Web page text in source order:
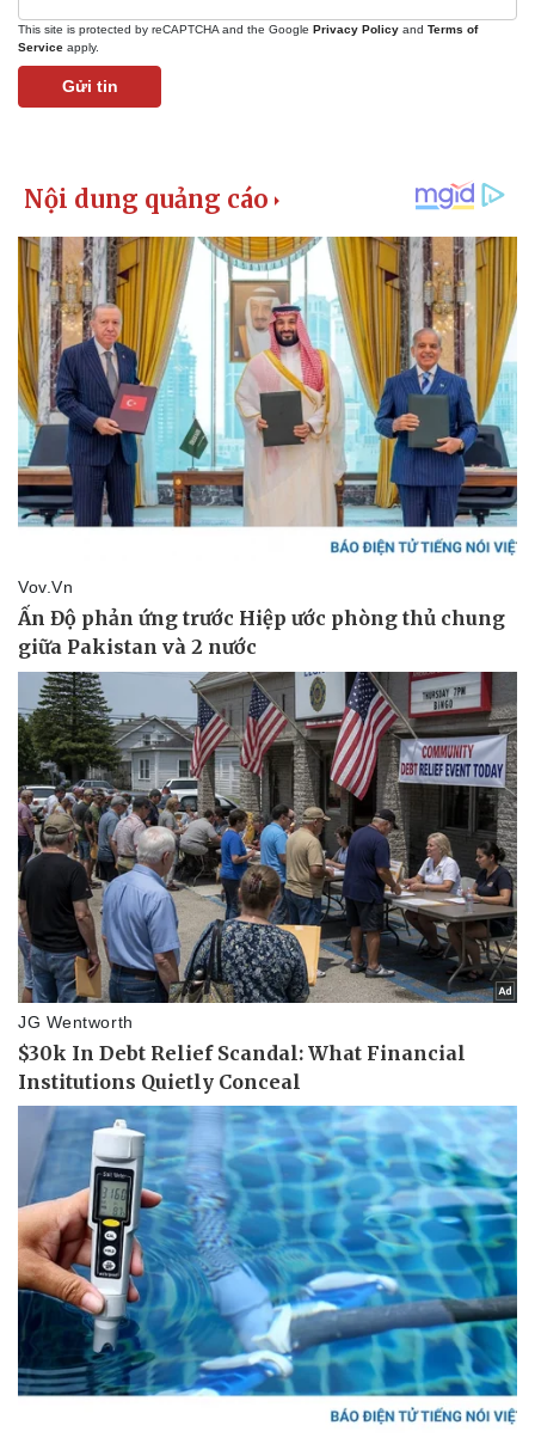
Kinh tế
Bất động sản
Khởi nghiệp
Thị trường
Giá vàng
Tiêu dùng
Tỷ giá
Chứng khoán
Giá cà phê
This site is protected by reCAPTCHA and the Google Privacy Policy and Terms of
Service apply.
Gửi tin